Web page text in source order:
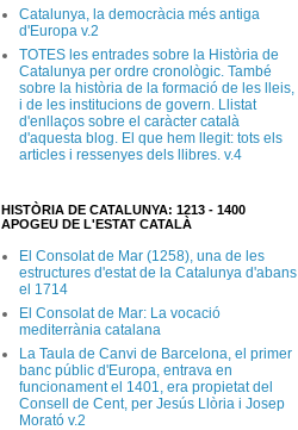
Catalunya, la democràcia més antiga
d'Europa v.2
TOTES les entrades sobre la Història de
Catalunya per ordre cronològic. També
sobre la història de la formació de les lleis,
i de les institucions de govern. Llistat
d'enllaços sobre el caràcter català
d'aquesta blog. El que hem llegit: tots els
articles i ressenyes dels llibres. v.4
HISTÒRIA DE CATALUNYA: 1213 - 1400
APOGEU DE L'ESTAT CATALÀ
El Consolat de Mar (1258), una de les
estructures d'estat de la Catalunya d'abans
el 1714
El Consolat de Mar: La vocació
mediterrània catalana
La Taula de Canvi de Barcelona, el primer
banc públic d'Europa, entrava en
funcionament el 1401, era propietat del
Consell de Cent, per Jesús Llòria i Josep
Morató v.2